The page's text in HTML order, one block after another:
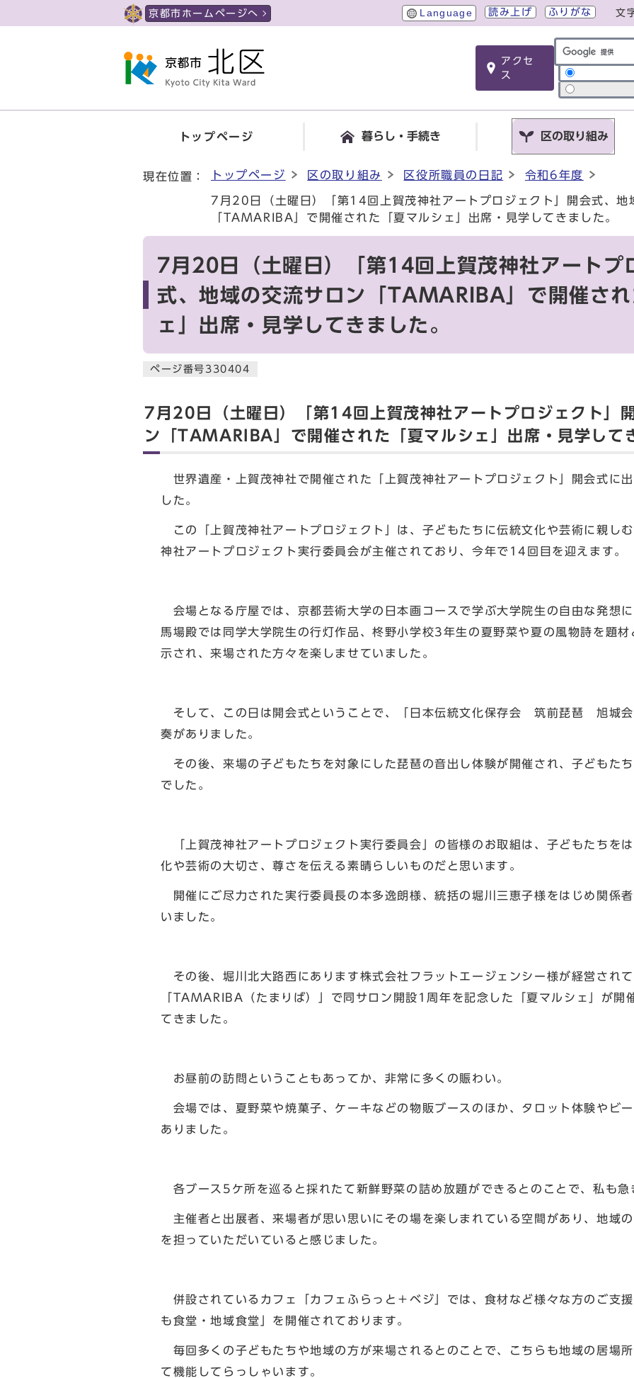
京都市ホームページへ Language 読み上げ ふりがな 文
アクセ
ス
サイト内検索
トップページ 暮らし・手続き 区の取り組み
現在位置： トップページ 区の取り組み 区役所職員の日記 令和6年度
7月20日（土曜日）「第14回上賀茂神社アートプロジェクト」開会式、地
「TAMARIBA」で開催された「夏マルシェ」出席・見学してきました。
7月20日（土曜日）「第14回上賀茂神社アートプ
式、地域の交流サロン「TAMARIBA」で開催さ
ェ」出席・見学してきました。
ページ番号330404
7月20日（土曜日）「第14回上賀茂神社アートプロジェクト」
ン「TAMARIBA」で開催された「夏マルシェ」出席・見学して
世界遺産・上賀茂神社で開催された「上賀茂神社アートプロジェクト」開会式に
した。
この「上賀茂神社アートプロジェクト」は、子どもたちに伝統文化や芸術に親し
神社アートプロジェクト実行委員会が主催されており、今年で14回目を迎えます。
会場となる庁屋では、京都芸術大学の日本画コースで学ぶ大学院生の自由な発想
馬場殿では同学大学院生の行灯作品、柊野小学校3年生の夏野菜や夏の風物詩を題
示され、来場された方々を楽しませていました。
そして、この日は開会式ということで、「日本伝統文化保存会 筑前琵琶 旭城会
奏がありました。
その後、来場の子どもたちを対象にした琵琶の音出し体験が開催され、子どもた
でした。
「上賀茂神社アートプロジェクト実行委員会」の皆様のお取組は、子どもたちを
化や芸術の大切さ、尊さを伝える素晴らしいものだと思います。
開催にご尽力された実行委員長の本多逸朗様、統括の堀川三恵子様をはじめ関係
いました。
その後、堀川北大路西にあります株式会社フラットエージェンシー様が経営され
「TAMARIBA（たまりば）」で同サロン開設1周年を記念した「夏マルシェ」が開
てきました。
お昼前の訪問ということもあってか、非常に多くの賑わい。
会場では、夏野菜や焼菓子、ケーキなどの物販ブースのほか、タロット体験やビ
ありました。
各ブース5ケ所を巡ると採れたて新鮮野菜の詰め放題ができるとのことで、私も急
主催者と出展者、来場者が思い思いにその場を楽しまれている空間があり、地域
を担っていただいていると感じました。
併設されているカフェ「カフェふらっと＋ベジ」では、食材など様々な方のご支
も食堂・地域食堂」を開催されております。
毎回多くの子どもたちや地域の方が来場されるとのことで、こちらも地域の居場
て機能してらっしゃいます。